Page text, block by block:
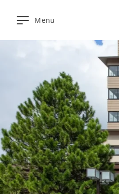
온
대
욕
탕
식
사
객
실
Menu